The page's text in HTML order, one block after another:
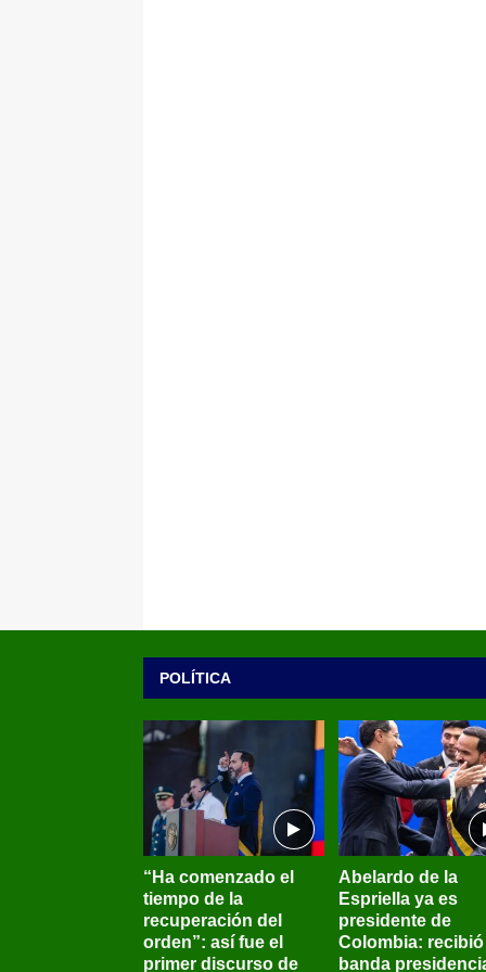
POLÍTICA
“Ha comenzado el
tiempo de la
recuperación del
orden”: así fue el
primer discurso de
Abelardo de la
Espriella ya es
presidente de
Colombia: recibió
banda